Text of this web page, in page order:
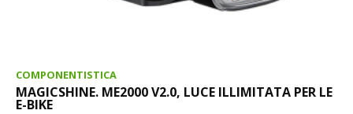
COMPONENTISTICA
MAGICSHINE. ME2000 V2.0, LUCE ILLIMITATA PER LE
E-BIKE